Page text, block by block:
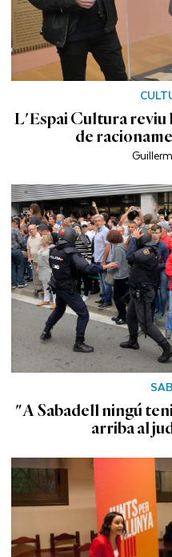
L'Espai Cultura reviu
de
"A Sabadell ningú
arriba al